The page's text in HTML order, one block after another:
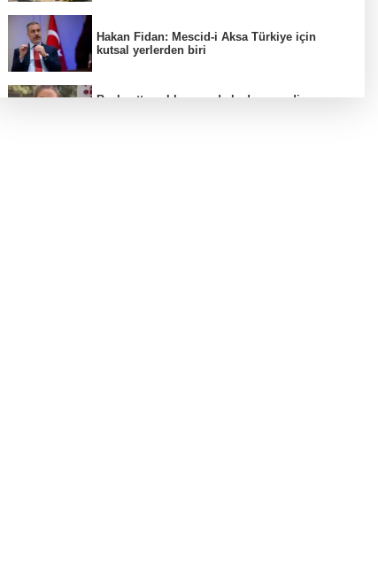
Hakan Fidan: Mescid-i Aksa Türkiye için
kutsal yerlerden biri
Başkentte yol kenarında kadın cesedi